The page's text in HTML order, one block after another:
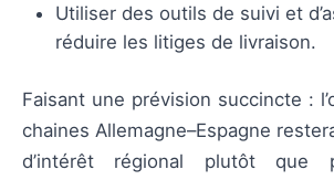
Utiliser des outils de suivi et
réduire les litiges de livraison.
Faisant une prévision succincte :
chaines Allemagne–Espagne
d’intérêt régional plutôt que